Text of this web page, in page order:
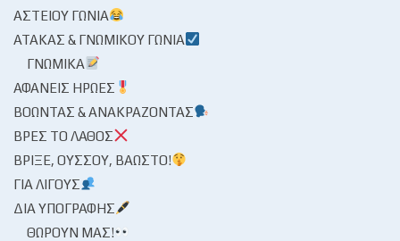
ΑΣΤΕΊΟΥ ΓΩΝΊΑ
ΑΤΆΚΑΣ & ΓΝΩΜΙΚΟΎ ΓΩΝΊΑ
ΓΝΩΜΙΚΆ
ΑΦΑΝΕΊΣ ΉΡΩΕΣ
ΒΟΏΝΤΑΣ & ΑΝΑΚΡΆΖΟΝΤΑΣ
ΒΡΕΣ ΤΟ ΛΆΘΟΣ
ΒΡΊΞΕ, ΟΎΣΣΟΥ, ΒΆΩΣΤΟ!
ΓΙΑ ΛΊΓΟΥΣ
ΔΙΑ ΥΠΟΓΡΑΦΉΣ
ΘΩΡΟΎΝ ΜΑΣ!